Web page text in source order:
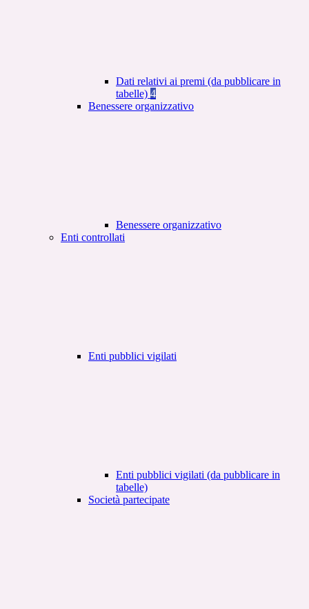
Dati relativi ai premi (da pubblicare in
tabelle) 4
Benessere organizzativo
Benessere organizzativo
Enti controllati
Enti pubblici vigilati
Enti pubblici vigilati (da pubblicare in
tabelle)
Società partecipate